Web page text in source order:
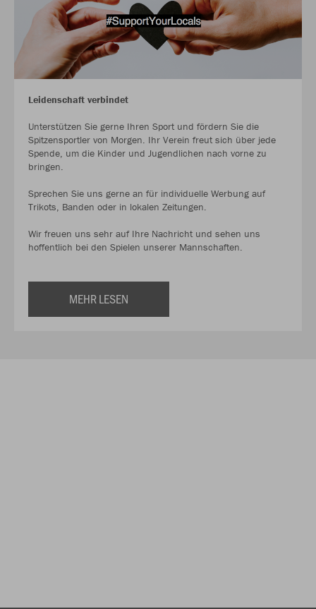
Leidenschaft verbindet
Unterstützen Sie gerne Ihren Sport und fördern Sie die
Spitzensportler von Morgen. Ihr Verein freut sich über jede
Spende, um die Kinder und Jugendlichen nach vorne zu
bringen.
Sprechen Sie uns gerne an für individuelle Werbung auf
Trikots, Banden oder in lokalen Zeitungen.
Wir freuen uns sehr auf Ihre Nachricht und sehen uns
hoffentlich bei den Spielen unserer Mannschaften.
MEHR LESEN